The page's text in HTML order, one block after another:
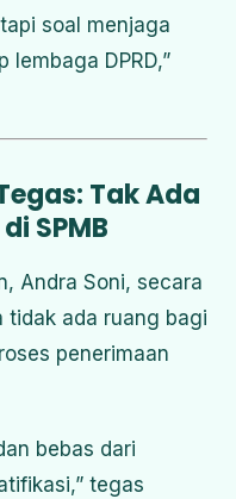
soal menjaga
DPRD,”
Tak Ada
SPMB
Andra Soni, secara
tidak ada ruang bagi
penerimaan
bebas dari
tegas